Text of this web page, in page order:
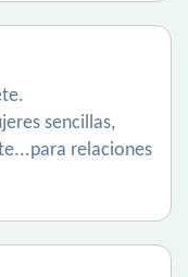
sencillas,
relaciones